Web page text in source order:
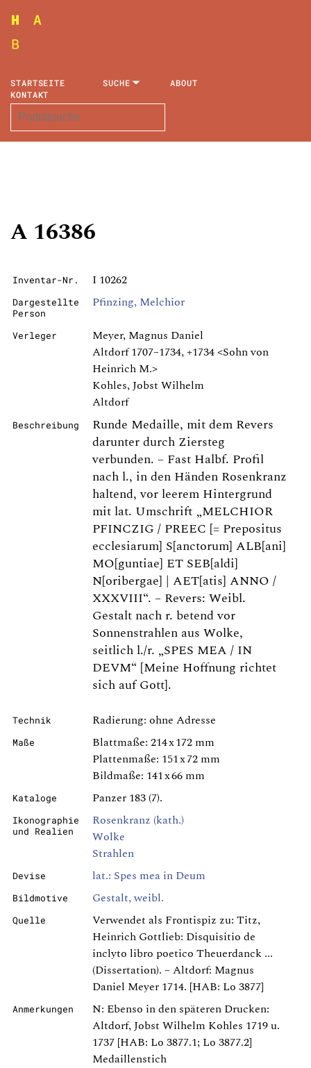
STARTSEITE SUCHE
ABOUT
KONTAKT
A 16386
Inventar-Nr. I 10262
Dargestellte
Person
Pfinzing, Melchior
Verleger
Meyer, Magnus Daniel
Altdorf 1707–1734, +1734 <Sohn von
Heinrich M.>
Kohles, Jobst Wilhelm
Altdorf
Beschreibung
Runde Medaille, mit dem Revers
darunter durch Ziersteg
verbunden. – Fast Halbf. Profil
nach l., in den Händen Rosenkranz
haltend, vor leerem Hintergrund
mit lat. Umschrift „MELCHIOR
PFINCZIG / PREEC [= Prepositus
ecclesiarum] S[anctorum] ALB[ani]
MO[guntiae] ET SEB[aldi]
N[oribergae] | AET[atis] ANNO /
XXXVIII“. – Revers: Weibl.
Gestalt nach r. betend vor
Sonnenstrahlen aus Wolke,
seitlich l./r. „SPES MEA / IN
DEVM“ [Meine Hoffnung richtet
sich auf Gott].
Technik Radierung: ohne Adresse
Maße
Blattmaße: 214 x 172 mm
Plattenmaße: 151 x 72 mm
Bildmaße: 141 x 66 mm
Kataloge Panzer 183 (7).
Ikonographie
und Realien
Rosenkranz (kath.)
Wolke
Strahlen
Devise lat.: Spes mea in Deum
Bildmotive Gestalt, weibl.
Quelle
Verwendet als Frontispiz zu: Titz,
Heinrich Gottlieb: Disquisitio de
inclyto libro poetico Theuerdanck ...
(Dissertation). – Altdorf: Magnus
Daniel Meyer 1714. [HAB: Lo 3877]
Anmerkungen
N: Ebenso in den späteren Drucken:
Altdorf, Jobst Wilhelm Kohles 1719 u.
1737 [HAB: Lo 3877.1; Lo 3877.2]
Medaillenstich